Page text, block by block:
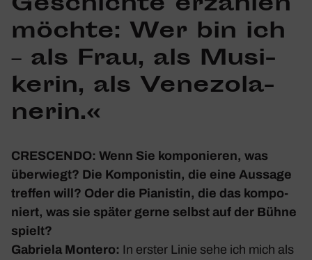
möchte: Wer bin ich
– als Frau, als Musi­
kerin, als Vene­zo­la­
nerin.«
CRESCENDO: Wenn Sie kompo­nieren, was
über­wiegt? Die Kompo­nistin, die eine Aussage
treffen will? Oder die Pianistin, die das kompo­
niert, was sie später gerne selbst auf der Bühne
spielt?
Gabriela Montero: In erster Linie sehe ich mich als